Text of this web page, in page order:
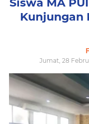
Siswa MA
Kunjungan
Jumat, 28